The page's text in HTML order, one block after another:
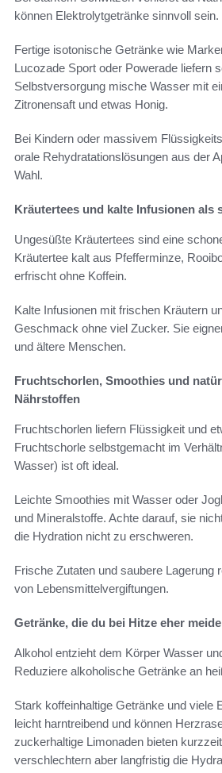
können Elektrolytgetränke sinnvoll sein.
Fertige isotonische Getränke wie
Lucozade Sport oder Powerade liefern
Selbstversorgung mische Wasser mit
Zitronensaft und etwas Honig.
Bei Kindern oder massivem
orale Rehydratationslösungen aus der
Wahl.
Kräutertees und kalte Infusionen als
Ungesüßte Kräutertees sind eine
Kräutertee kalt aus Pfefferminze,
erfrischt ohne Koffein.
Kalte Infusionen mit frischen Kräutern
Geschmack ohne viel Zucker. Sie
und ältere Menschen.
Fruchtschorlen, Smoothies und
Nährstoffen
Fruchtschorlen liefern Flüssigkeit und
Fruchtschorle selbstgemacht im
Wasser) ist oft ideal.
Leichte Smoothies mit Wasser oder
und Mineralstoffe. Achte darauf, sie
die Hydration nicht zu erschweren.
Frische Zutaten und saubere Lagerung
von Lebensmittelvergiftungen.
Getränke, die du bei Hitze eher
Alkohol entzieht dem Körper Wasser
Reduziere alkoholische Getränke an
Stark koffeinhaltige Getränke und viele
leicht harntreibend und können
zuckerhaltige Limonaden bieten
verschlechtern aber langfristig die